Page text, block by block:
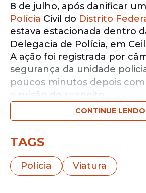
8 de julho, após danificar
Polícia Civil do Distrito
estava estacionada dentro
Delegacia de Polícia, em
A ação foi registrada por
segurança da unidade
poucos minutos depois com
a prisão do suspeito.
de Prefeiturapelo
Entrar no canal
CONTINUE
TAGS
Polícia Viatura